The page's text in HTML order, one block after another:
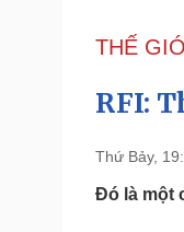
Đảng
Tổ chức
Nhận diện
Pháp luật
THẾ
RFI:
Thứ Bảy,
Đó là một